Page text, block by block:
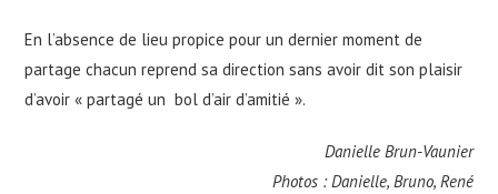
En l’absence de lieu propice pour un dernier moment de
partage chacun reprend sa direction sans avoir dit son plaisir
d’avoir « partagé un bol d’air d’amitié ».
Danielle Brun-Vaunier
Photos : Danielle, Bruno, René